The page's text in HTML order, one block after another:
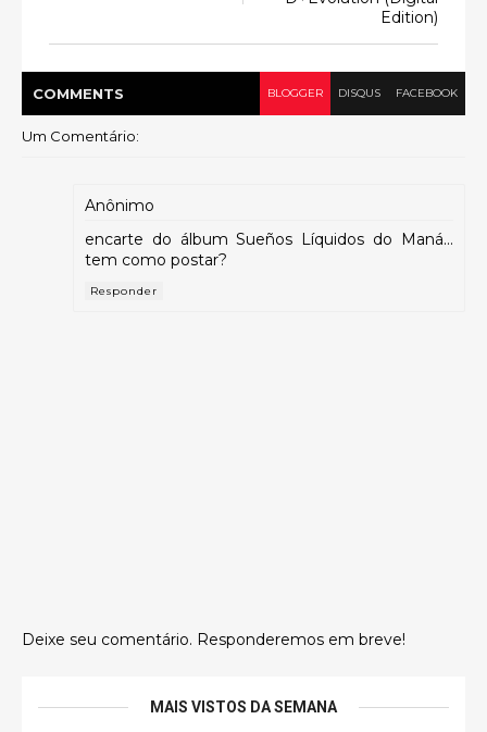
Edition)
COMMENTS BLOGGER DISQUS FACEBOOK
Um Comentário:
Anônimo
encarte do álbum Sueños Líquidos do Maná...
tem como postar?
Responder
Deixe seu comentário. Responderemos em breve!
MAIS VISTOS DA SEMANA